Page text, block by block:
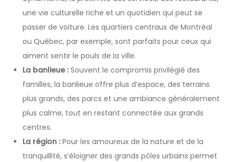
une vie culturelle riche et un quotidien qui peut se
passer de voiture. Les quartiers centraux de Montréal
ou Québec, par exemple, sont parfaits pour ceux qui
aiment sentir le pouls de la ville.
La banlieue : Souvent le compromis privilégié des
familles, la banlieue offre plus d’espace, des terrains
plus grands, des parcs et une ambiance généralement
plus calme, tout en restant connectée aux grands
centres.
La région : Pour les amoureux de la nature et de la
tranquillité, s’éloigner des grands pôles urbains permet